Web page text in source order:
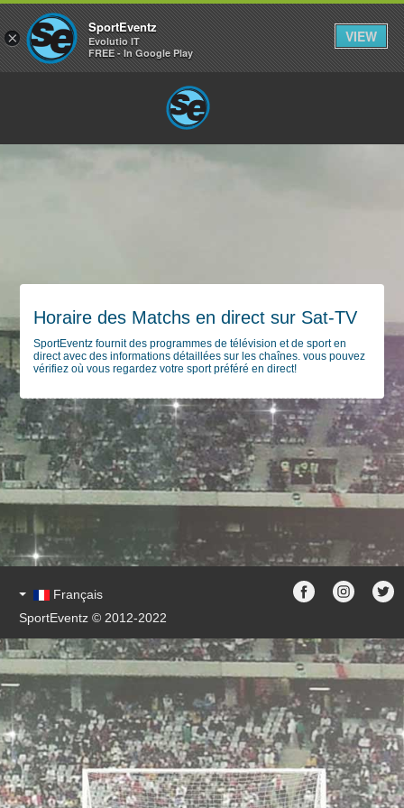
Horaire des Matchs en direct sur Sat-TV
SportEventz fournit des programmes de télévision et de sport en
direct avec des informations détaillées sur les chaînes. vous pouvez
vérifiez où vous regardez votre sport préféré en direct!
Français
SportEventz © 2012-2022
×
SportEventz
Evolutio IT
FREE - In Google Play
VIEW